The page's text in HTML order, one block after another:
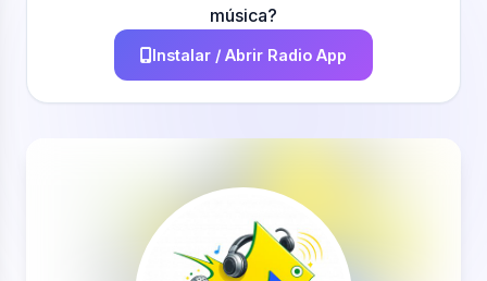
música?
Instalar / Abrir Radio App